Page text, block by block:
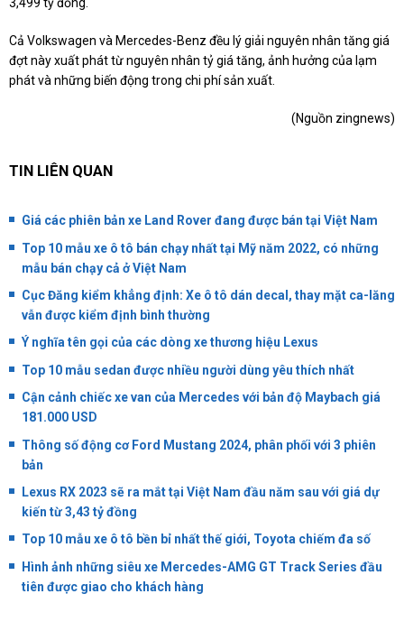
3,499 tỷ đồng.
Cả Volkswagen và Mercedes-Benz đều lý giải nguyên nhân tăng giá
đợt này xuất phát từ nguyên nhân tỷ giá tăng, ảnh hưởng của lạm
phát và những biến động trong chi phí sản xuất.
(Nguồn zingnews)
TIN LIÊN QUAN
Giá các phiên bản xe Land Rover đang được bán tại Việt Nam
Top 10 mẫu xe ô tô bán chạy nhất tại Mỹ năm 2022, có những
mẫu bán chạy cả ở Việt Nam
Cục Đăng kiểm khẳng định: Xe ô tô dán decal, thay mặt ca-lăng
vẫn được kiểm định bình thường
Ý nghĩa tên gọi của các dòng xe thương hiệu Lexus
Top 10 mẫu sedan được nhiều người dùng yêu thích nhất
Cận cảnh chiếc xe van của Mercedes với bản độ Maybach giá
181.000 USD
Thông số động cơ Ford Mustang 2024, phân phối với 3 phiên
bản
Lexus RX 2023 sẽ ra mắt tại Việt Nam đầu năm sau với giá dự
kiến từ 3,43 tỷ đồng
Top 10 mẫu xe ô tô bền bỉ nhất thế giới, Toyota chiếm đa số
Hình ảnh những siêu xe Mercedes-AMG GT Track Series đầu
tiên được giao cho khách hàng